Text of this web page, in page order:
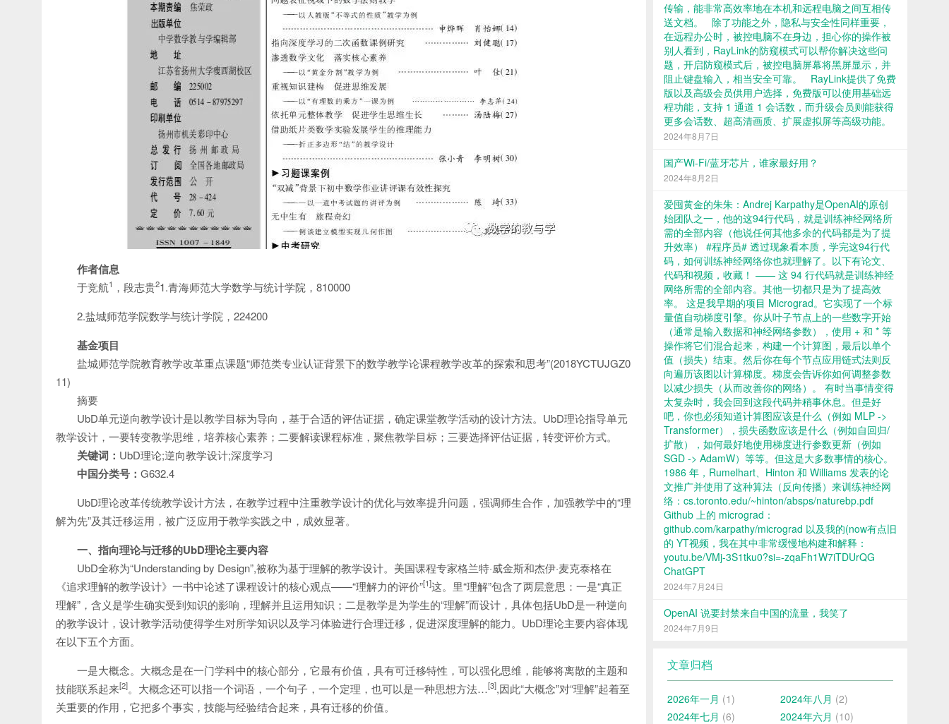
作者信息
于竞航1 ，段志贵21.青海师范大学数学与统计学院，810000
2.盐城师范学院数学与统计学院，224200
基金项目
盐城师范学院教育教学改革重点课题“师范类专业认证背景下的数学教学论课程教学改革的探索和思考”(2018YCTUJGZ0
11)
摘要
UbD单元逆向教学设计是以教学目标为导向，基于合适的评估证据，确定课堂教学活动的设计方法。UbD理论指导单元
教学设计，一要转变教学思维，培养核心素养；二要解读课程标准，聚焦教学目标；三要选择评估证据，转变评价方式。
关键词： UbD理论;逆向教学设计;深度学习
中国分类号： G632.4
UbD理论改革传统教学设计方法，在教学过程中注重教学设计的优化与效率提升问题，强调师生合作，加强教学中的“理
解为先”及其迁移运用，被广泛应用于教学实践之中，成效显著。
一、指向理论与迁移的UbD理论主要内容
UbD全称为“Understanding by Design”,被称为基于理解的教学设计。美国课程专家格兰特·威金斯和杰伊·麦克泰格在
《追求理解的教学设计》一书中论述了课程设计的核心观点——“理解力的评价”[1]这。里“理解”包含了两层意思：一是“真正
理解”，含义是学生确实受到知识的影响，理解并且运用知识；二是教学是为学生的“理解”而设计，具体包括UbD是一种逆向
的教学设计，设计教学活动使得学生对所学知识以及学习体验进行合理迁移，促进深度理解的能力。UbD理论主要内容体现
在以下五个方面。
一是大概念。大概念是在一门学科中的核心部分，它最有价值，具有可迁移特性，可以强化思维，能够将离散的主题和
技能联系起来[2]。大概念还可以指一个词语，一个句子，一个定理，也可以是一种思想方法…[3],因此“大概念”对“理解”起着至
关重要的作用，它把多个事实，技能与经验结合起来，具有迁移的价值。
传输，能非常高效率地在本机和远程电脑之间互相传
送文档。 除了功能之外，隐私与安全性同样重要，
在远程办公时，被控电脑不在身边，担心你的操作被
别人看到，RayLink的防窥模式可以帮你解决这些问
题，开启防窥模式后，被控电脑屏幕将黑屏显示，并
阻止键盘输入，相当安全可靠。 RayLink提供了免费
版以及高级会员供用户选择，免费版可以使用基础远
程功能，支持 1 通道 1 会话数，而升级会员则能获得
更多会话数、超高清画质、扩展虚拟屏等高级功能。
2024年8月7日
国产Wi-Fi/蓝牙芯片，谁家最好用？
2024年8月2日
爱囤黄金的朱朱：Andrej Karpathy是OpenAI的原创
始团队之一，他的这94行代码，就是训练神经网络所
需的全部内容（他说任何其他多余的代码都是为了提
升效率） #程序员# 透过现象看本质，学完这94行代
码，如何训练神经网络你也就理解了。以下有论文、
代码和视频，收藏！ —— 这 94 行代码就是训练神经
网络所需的全部内容。其他一切都只是为了提高效
率。 这是我早期的项目 Micrograd。它实现了一个标
量值自动梯度引擎。你从叶子节点上的一些数字开始
（通常是输入数据和神经网络参数），使用 + 和 * 等
操作将它们混合起来，构建一个计算图，最后以单个
值（损失）结束。然后你在每个节点应用链式法则反
向遍历该图以计算梯度。梯度会告诉你如何调整参数
以减少损失（从而改善你的网络）。 有时当事情变得
太复杂时，我会回到这段代码并稍事休息。但是好
吧，你也必须知道计算图应该是什么（例如 MLP ->
Transformer），损失函数应该是什么（例如自回归/
扩散），如何最好地使用梯度进行参数更新（例如
SGD -> AdamW）等等。但这是大多数事情的核心。
1986 年，Rumelhart、Hinton 和 Williams 发表的论
文推广并使用了这种算法（反向传播）来训练神经网
络：cs.toronto.edu/~hinton/absps/naturebp.pdf
Github 上的 micrograd：
github.com/karpathy/micrograd 以及我的(now有点旧
的 YT视频，我在其中非常缓慢地构建和解释：
youtu.be/VMj-3S1tku0?si=-zqaFh1W7iTDUrQG
ChatGPT
2024年7月24日
OpenAI 说要封禁来自中国的流量，我笑了
2024年7月9日
文章归档
2026年一月 (1) 2024年八月 (2)
2024年七月 (6) 2024年六月 (10)